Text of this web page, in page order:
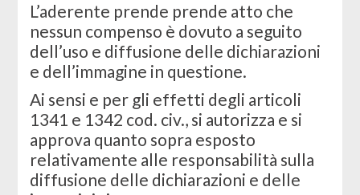
L’aderente prende prende atto che
nessun compenso è dovuto a seguito
dell’uso e diffusione delle dichiarazioni
e dell’immagine in questione.
Ai sensi e per gli effetti degli articoli
1341 e 1342 cod. civ., si autorizza e si
approva quanto sopra esposto
relativamente alle responsabilità sulla
diffusione delle dichiarazioni e delle